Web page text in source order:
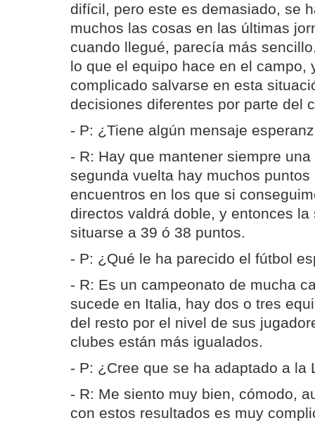
difícil, pero este es demasiado, se
muchos las cosas en las últimas
cuando llegué, parecía más
lo que el equipo hace en el campo,
complicado salvarse en esta
decisiones diferentes por parte del
- P: ¿Tiene algún mensaje
- R: Hay que mantener siempre
segunda vuelta hay muchos
encuentros en los que si
directos valdrá doble, y entonces
situarse a 39 ó 38 puntos.
- P: ¿Qué le ha parecido el fútbol
- R: Es un campeonato de mucha
sucede en Italia, hay dos o tres
del resto por el nivel de sus
clubes están más igualados.
- P: ¿Cree que se ha adaptado a la
- R: Me siento muy bien, cómodo,
con estos resultados es muy